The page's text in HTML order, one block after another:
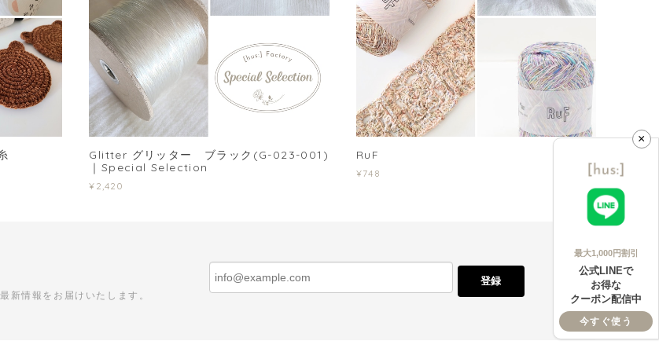
Glitter グリッター ブラック(G-023-001)
｜Special Selection
¥2,420
RuF
¥748
新情報をお届けいたします。
登録
×
最大1,000円割引
公式LINEで
お得な
クーポン配信中
今すぐ使う